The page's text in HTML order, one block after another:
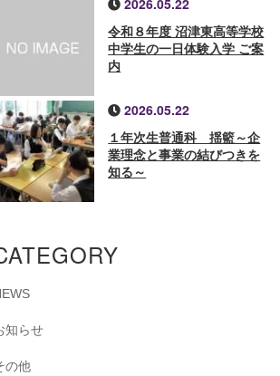
2026.05.22
令和８年度 沼津東高等学校
中学生の一日体験入学 ご案
内
2026.05.22
１年次生普通科 揺籃～企
業理念と事業の結びつきを
知る～
知らせ
の他